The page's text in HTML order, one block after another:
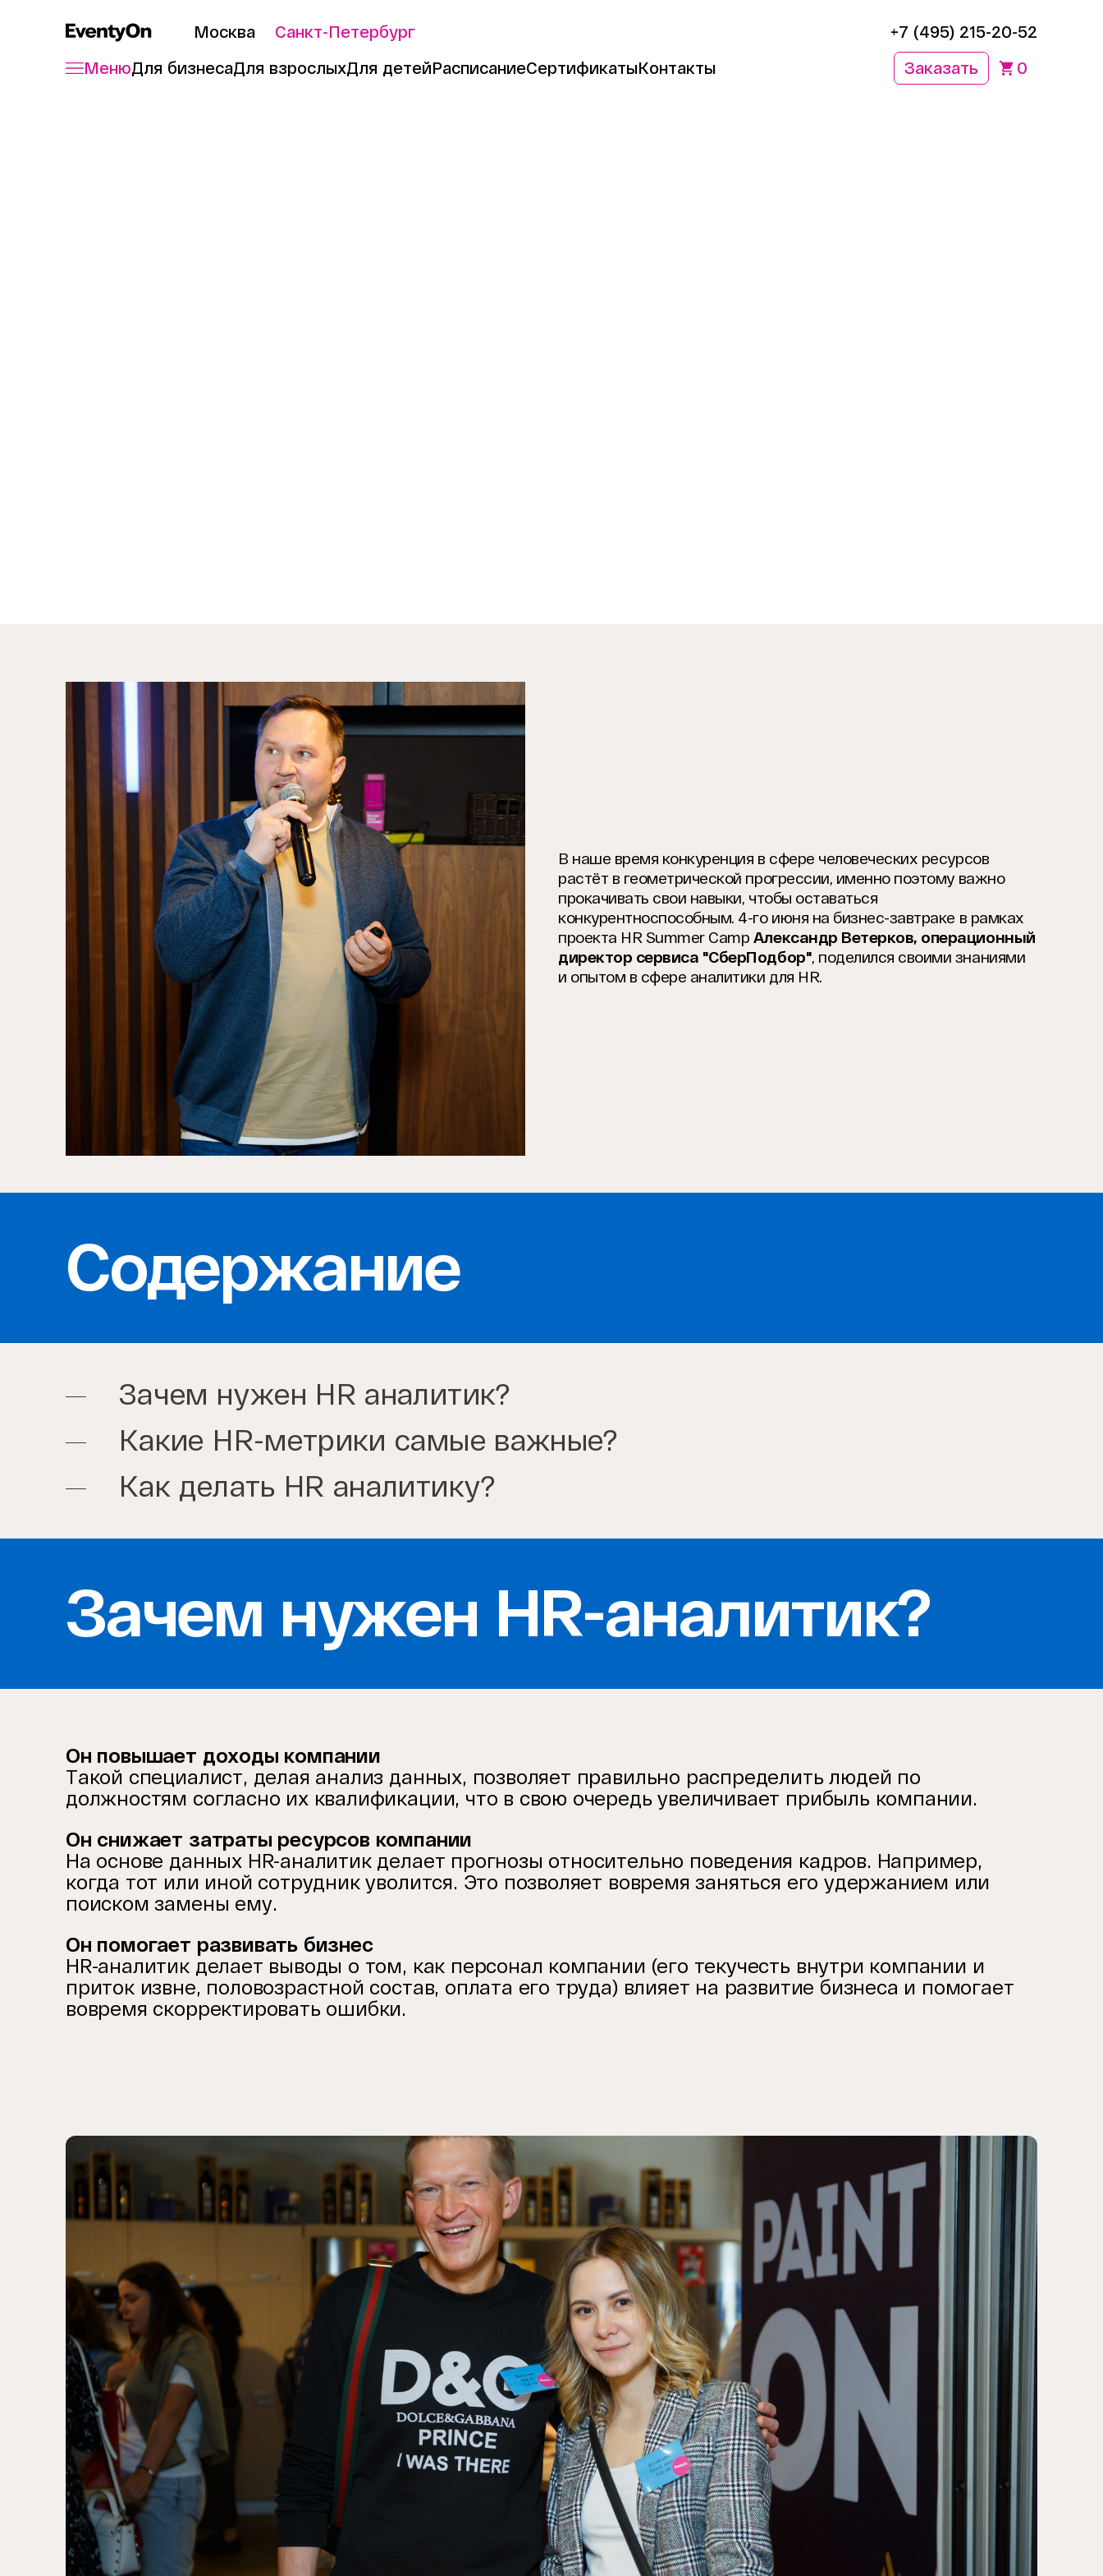
Москва Санкт-Петербург
+7 (495) 215-20-52
МенюДля бизнесаДля взрослыхДля детейРасписаниеСертификатыКонтакты Заказать 0
В наше время конкуренция в сфере человеческих ресурсов
растёт в геометрической прогрессии, именно поэтому важно
прокачивать свои навыки, чтобы оставаться
конкурентноспособным. 4-го июня на бизнес-завтраке в рамках
проекта HR Summer Camp Александр Ветерков, операционный
директор сервиса "СберПодбор", поделился своими знаниями
и опытом в сфере аналитики для HR.
Содержание
Зачем нужен HR аналитик?
Какие HR-метрики самые важные?
Как делать HR аналитику?
Зачем нужен HR-аналитик?
Он повышает доходы компании
Такой специалист, делая анализ данных, позволяет правильно распределить людей по
должностям согласно их квалификации, что в свою очередь увеличивает прибыль компании.
Он снижает затраты ресурсов компании
На основе данных HR-аналитик делает прогнозы относительно поведения кадров. Например,
когда тот или иной сотрудник уволится. Это позволяет вовремя заняться его удержанием или
поиском замены ему.
Он помогает развивать бизнес
HR-аналитик делает выводы о том, как персонал компании (его текучесть внутри компании и
приток извне, половозрастной состав, оплата его труда) влияет на развитие бизнеса и помогает
вовремя скорректировать ошибки.